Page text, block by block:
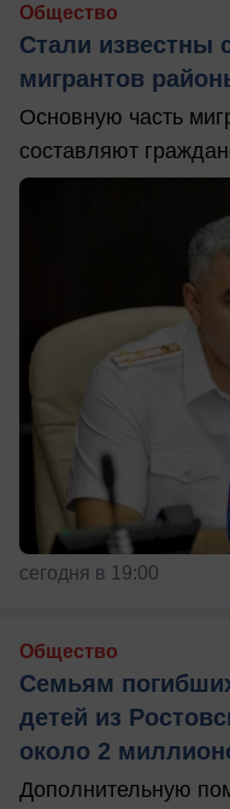
Общество
Стали известны
мигрантов
Основную часть
составляют
сегодня в 19:00
Общество
Семьям
детей из
около 2
Дополнительную